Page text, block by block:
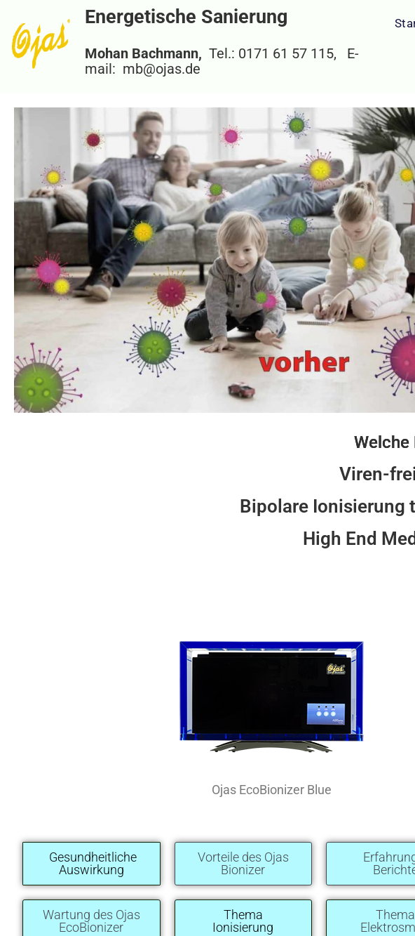
Energetische Sanierung
Mohan Bachmann, Tel.: 0171 61 57 115, E-
mail: mb@ojas.de
Welche
Viren-
Bipolare Ionisierung
High End
Ojas EcoBionizer Blue
Gesundheitliche
Auswirkung
Vorteile des Ojas
Bionizer
Wartung des Ojas
EcoBionizer
Thema
Ionisierung
Thema